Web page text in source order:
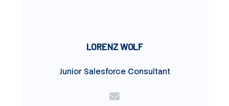
LORENZ WOLF
Junior Salesforce Consultant